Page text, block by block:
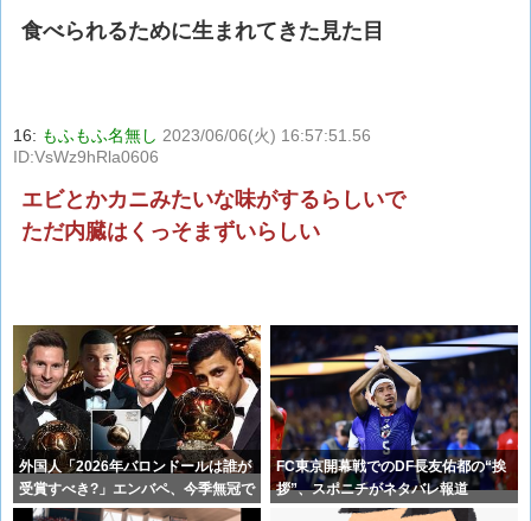
食べられるために生まれてきた見た目
16: もふもふ名無し 2023/06/06(火) 16:57:51.56
ID:VsWz9hRla0606
エビとかカニみたいな味がするらしいで
ただ内臓はくっそまずいらしい
外国人「2026年バロンドールは誰が
受賞すべき?」エンバペ、今季無冠で
も
FC東京開幕戦でのDF長友佑都の“挨
拶”、スポニチがネタバレ報道